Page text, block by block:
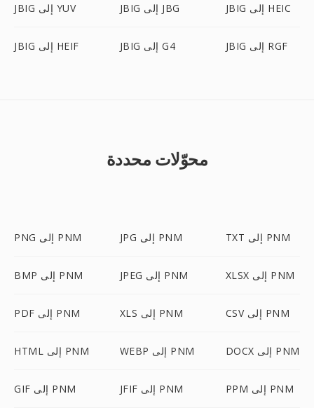
JBIG إلى YUV JBIG إلى JBG JBIG إلى HEIC
JBIG إلى HEIF JBIG إلى G4 JBIG إلى RGF
محوّلات محددة
PNG إلى PNM JPG إلى PNM TXT إلى PNM
BMP إلى PNM JPEG إلى PNM XLSX إلى PNM
PDF إلى PNM XLS إلى PNM CSV إلى PNM
HTML إلى PNM WEBP إلى PNM DOCX إلى PNM
GIF إلى PNM JFIF إلى PNM PPM إلى PNM